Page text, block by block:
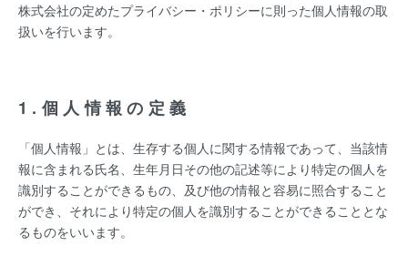
株式会社の定めたプライバシー・ポリシーに則った個人情報の取
扱いを行います。
1.個人情報の定義
「個人情報」とは、生存する個人に関する情報であって、当該情
報に含まれる氏名、生年月日その他の記述等により特定の個人を
識別することができるもの、及び他の情報と容易に照合すること
ができ、それにより特定の個人を識別することができることとな
るものをいいます。